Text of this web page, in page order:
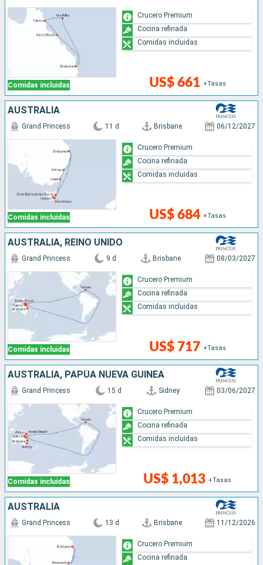
Comidas incluidas US$ 661 +Tasas
Crucero Premium
Cocina refinada
Comidas incluidas
AUSTRALIA
Comidas incluidas
Grand Princess 11 d Brisbane 06/12/2027
US$ 684 +Tasas
Crucero Premium
Cocina refinada
Comidas incluidas
AUSTRALIA, REINO UNIDO
Comidas incluidas
Grand Princess 9 d Brisbane 08/03/2027
US$ 717 +Tasas
Crucero Premium
Cocina refinada
Comidas incluidas
AUSTRALIA, PAPÚA NUEVA GUINEA
Comidas incluidas
Grand Princess 15 d Sidney 03/06/2027
US$ 1,013 +Tasas
Crucero Premium
Cocina refinada
Comidas incluidas
AUSTRALIA
Grand Princess 13 d Brisbane 11/12/2026
Crucero Premium
Cocina refinada